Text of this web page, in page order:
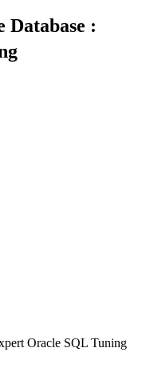
:
Oracle SQL Tuning